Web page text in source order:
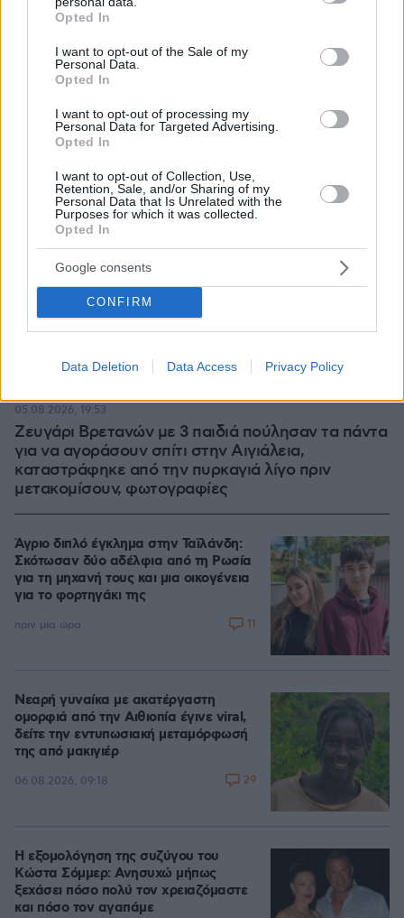
grant or deny consent to Google and its third-party tags to
use your data for below specified purposes in below Google
consent section.
Opted In
I want to opt-out of the Sale of my
Personal Data.
Opted In
I want to opt-out of processing my
Personal Data for Targeted Advertising.
Opted In
I want to opt-out of Collection, Use,
Retention, Sale, and/or Sharing of my
Personal Data that Is Unrelated with the
Purposes for which it was collected.
Opted In
Google consents
CONFIRM
Data Deletion Data Access Privacy Policy
Ζευγάρι Βρετανών με 3 παιδιά πούλησαν τα πάντα
για να αγοράσουν σπίτι στην Αιγιάλεια,
καταστράφηκε από την πυρκαγιά λίγο πριν
μετακομίσουν, φωτογραφίες
05.08.2026, 19:53
Άγριο διπλό έγκλημα στην Ταϊλάνδη:
Σκότωσαν δύο αδέλφια από τη Ρωσία
για τη μηχανή τους και μια οικογένεια
για το φορτηγάκι της
πριν μία ώρα 11
Νεαρή γυναίκα με ακατέργαστη
ομορφιά από την Αιθιοπία έγινε viral,
δείτε την εντυπωσιακή μεταμόρφωσή
της από μακιγιέρ
06.08.2026, 09:18 29
Η εξομολόγηση της συζύγου του
Κώστα Σόμμερ: Ανησυχώ μήπως
ξεχάσει πόσο πολύ τον χρειαζόμαστε
και πόσο τον αγαπάμε